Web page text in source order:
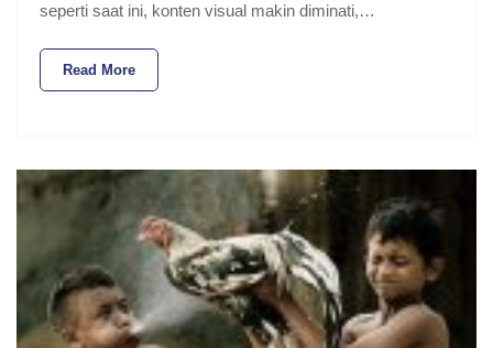
seperti saat ini, konten visual makin diminati,…
Read More